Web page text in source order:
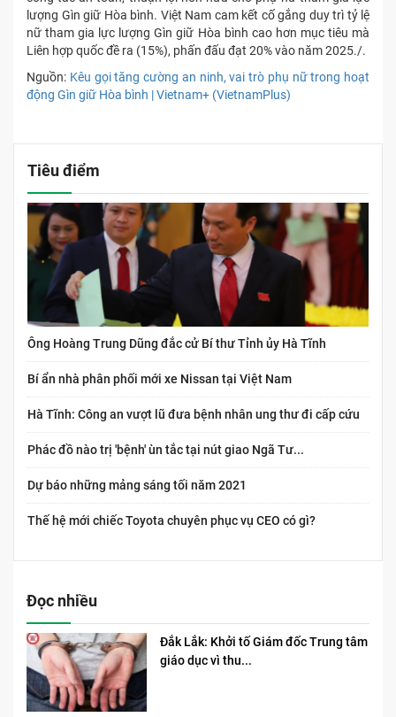
lượng Gìn giữ Hòa bình. Việt Nam cam kết cố gắng duy trì tỷ lệ
nữ tham gia lực lượng Gìn giữ Hòa bình cao hơn mục tiêu mà
Liên hợp quốc đề ra (15%), phấn đấu đạt 20% vào năm 2025./.
Nguồn: Kêu gọi tăng cường an ninh, vai trò phụ nữ trong hoạt
động Gìn giữ Hòa bình | Vietnam+ (VietnamPlus)
Tiêu điểm
Ông Hoàng Trung Dũng đắc cử Bí thư Tỉnh ủy Hà Tĩnh
Bí ẩn nhà phân phối mới xe Nissan tại Việt Nam
Hà Tĩnh: Công an vượt lũ đưa bệnh nhân ung thư đi cấp cứu
Phác đồ nào trị 'bệnh' ùn tắc tại nút giao Ngã Tư...
Dự báo những mảng sáng tối năm 2021
Thế hệ mới chiếc Toyota chuyên phục vụ CEO có gì?
Đọc nhiều
Đắk Lắk: Khởi tố Giám đốc Trung tâm
giáo dục vì thu...